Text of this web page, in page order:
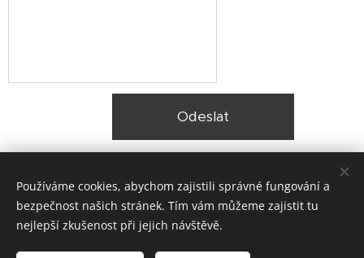
Odeslat
© 2025 Zateplení fasády Praha |Lokality
Používáme cookies, abychom zajistili správné fungování a
bezpečnost našich stránek. Tím vám můžeme zajistit tu
nejlepší zkušenost při jejich návštěvě.